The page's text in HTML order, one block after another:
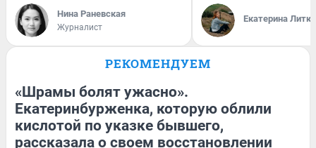
Нина Раневская
Журналист
Екатерина
РЕКОМЕНДУЕМ
«Шрамы болят ужасно».
Екатеринбурженка, которую облили
кислотой по указке бывшего,
рассказала о своем восстановлении